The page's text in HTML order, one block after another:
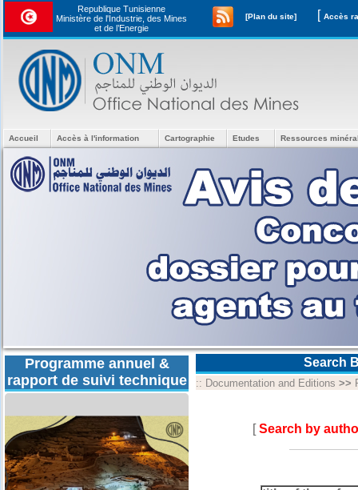
Republique Tunisienne
Ministère de l'Industrie, des Mines
et de l’Energie
[Plan du site] [
Accueil Accès à l'information Cartographie Etudes Ressources
Programme annuel &
rapport de suivi technique
Search
:: Documentation and Editions >>
[Search by